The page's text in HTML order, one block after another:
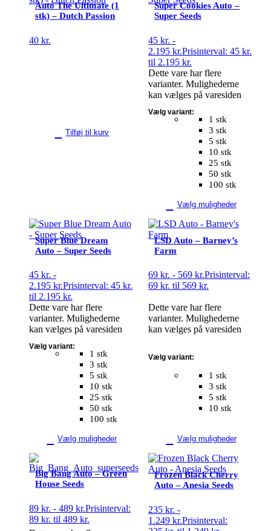
Auto The Ultimate (1
stk) – Dutch Passion
40 kr.
Tilføj til kurv
Super Cookies Auto –
Super Seeds
45kr. -
2.195kr.Prisinterval: 45 kr.
til 2.195 kr.
1 stk
3 stk
5 stk
10 stk
25 stk
50 stk
100 stk
Vælg variant:
Vælg muligheder
Dette vare har flere
varianter. Mulighederne
kan vælges på varesiden
Super Blue Dream
Auto – Super Seeds
45 kr. -
2.195 kr.Prisinterval: 45 kr.
til 2.195 kr.
1 stk
3 stk
5 stk
10 stk
25 stk
50 stk
100 stk
Vælg variant:
Vælg muligheder
Dette vare har flere
varianter. Mulighederne
kan vælges på varesiden
LSD Auto – Barney’s
Farm
69kr. - 569kr.Prisinterval:
69 kr. til 569 kr.
1 stk
3 stk
5 stk
10 stk
Vælg variant:
Vælg muligheder
Dette vare har flere
varianter. Mulighederne
kan vælges på varesiden
Big Bang Auto – Green
House Seeds
89 kr. - 489 kr.Prisinterval:
89 kr. til 489 kr.
Frozen Black Cherry
Auto – Anesia Seeds
235kr. -
1.249kr.Prisinterval: